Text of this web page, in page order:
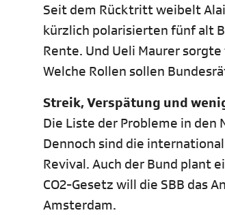
Seit dem Rücktritt weibelt
kürzlich polarisierten fünf alt
Rente. Und Ueli Maurer
Welche Rollen sollen
Streik, Verspätung und
Die Liste der Probleme in den
Dennoch sind die
Revival. Auch der Bund plant
CO2-Gesetz will die SBB das
Amsterdam.